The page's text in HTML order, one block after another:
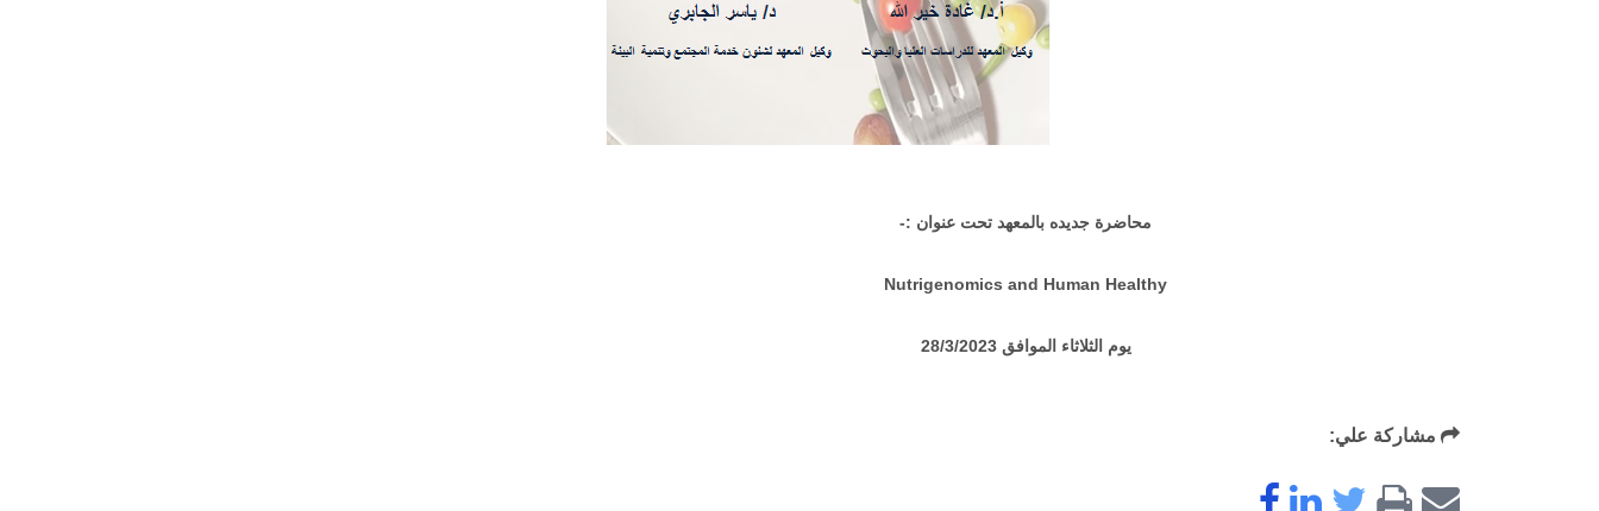
محاضرة جديده بالمعهد تحت عنوان :-
Nutrigenomics and Human Healthy
يوم الثلاثاء الموافق 28/3/2023
مشاركة علي: